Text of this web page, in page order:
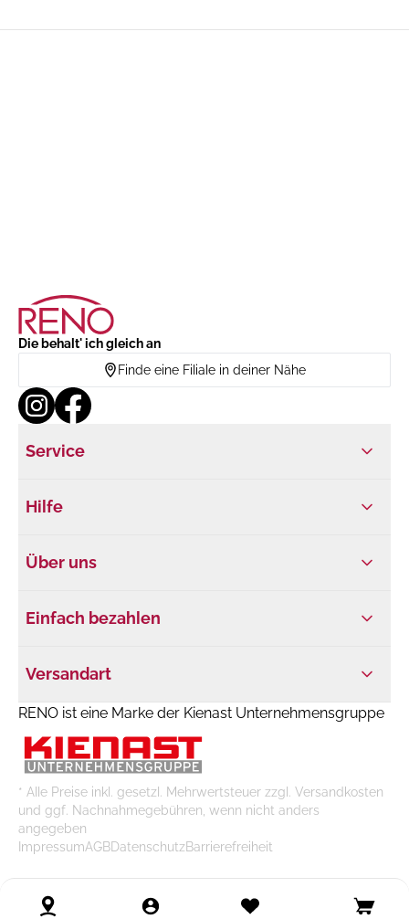
Die behalt' ich gleich an
Finde eine Filiale in deiner Nähe
Service
Hilfe
Über uns
Einfach bezahlen
Versandart
RENO ist eine Marke der Kienast Unternehmensgruppe
* Alle Preise inkl. gesetzl. Mehrwertsteuer zzgl. Versandkosten
und ggf. Nachnahmegebühren, wenn nicht anders
angegeben
ImpressumAGBDatenschutzBarrierefreiheit